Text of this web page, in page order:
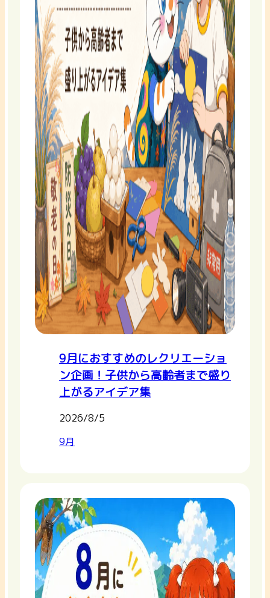
9月におすすめのレクリエーショ
ン企画！子供から高齢者まで盛り
上がるアイデア集
2026/8/5
9月